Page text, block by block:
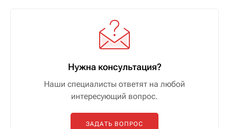
Нужна консультация?
Наши специалисты ответят на любой
интересующий вопрос.
ЗАДАТЬ ВОПРОС